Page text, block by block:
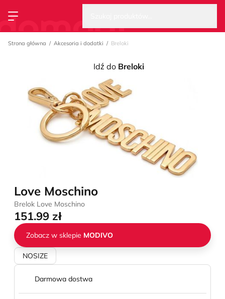
Przełącz menu
Strona główna Akcesoria i dodatki Breloki
Idź do Breloki
Love Moschino
Brelok Love Moschino
151.99 zł
Zobacz w sklepie MODIVO
NOSIZE
Darmowa dostwa